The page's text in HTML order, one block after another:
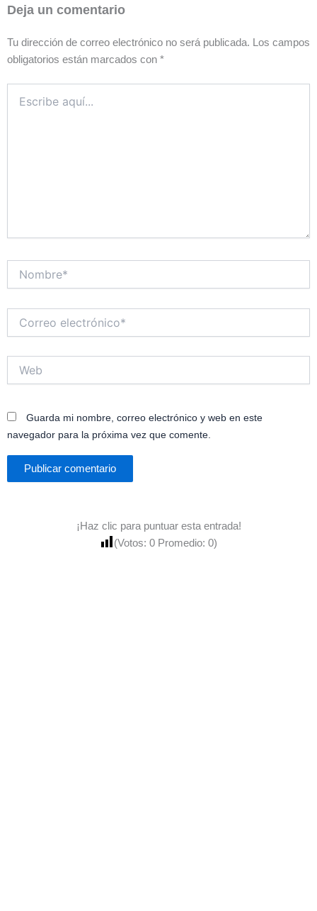
Deja un comentario
Tu dirección de correo electrónico no será publicada.
Los campos
obligatorios están marcados con *
aquí...
electrónico*
Guarda mi nombre, correo electrónico y web en este
navegador para la próxima vez que comente.
¡Haz clic para puntuar esta entrada!
(Votos: 0 Promedio: 0)